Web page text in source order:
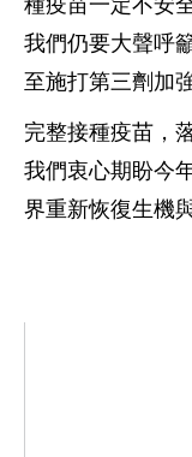
種疫苗一定不安
我們仍要大聲呼
至施打第三劑加
完整接種疫苗，
我們衷心期盼今
界重新恢復生機